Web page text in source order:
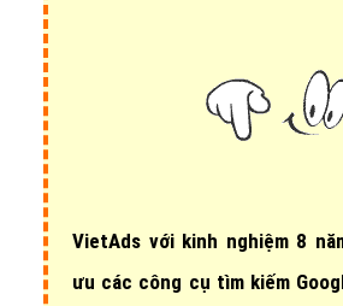
VietAds với kinh nghiệm 8
ưu các công cụ tìm kiếm